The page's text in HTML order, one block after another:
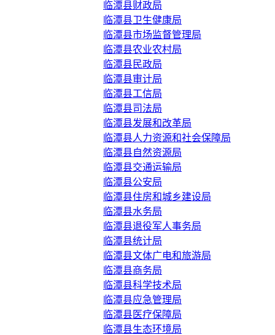
临潭县财政局
临潭县卫生健康局
临潭县市场监督管理局
临潭县农业农村局
临潭县民政局
临潭县审计局
临潭县工信局
临潭县司法局
临潭县发展和改革局
临潭县人力资源和社会保障局
临潭县自然资源局
临潭县交通运输局
临潭县公安局
临潭县住房和城乡建设局
临潭县水务局
临潭县退役军人事务局
临潭县统计局
临潭县文体广电和旅游局
临潭县商务局
临潭县科学技术局
临潭县应急管理局
临潭县医疗保障局
临潭县生态环境局